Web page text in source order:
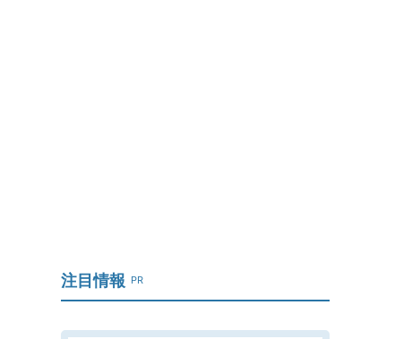
注目情報 PR